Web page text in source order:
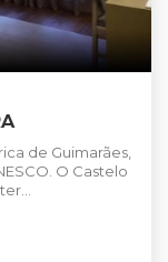
de Guimarães,
O Castelo